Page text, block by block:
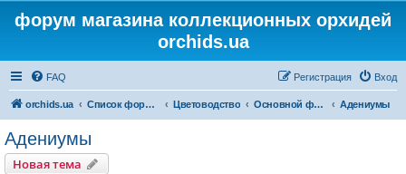
форум магазина коллекционных орхидей
orchids.ua
FAQ Вход
Регистрация
orchids.ua Список форумов Цветоводство Основной форум Адениумы
Адениумы
Новая тема